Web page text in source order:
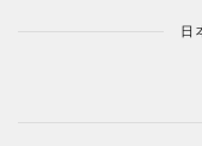
日